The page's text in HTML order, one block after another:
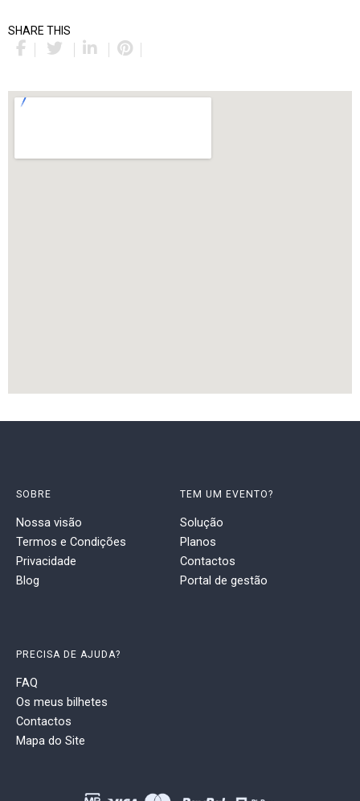
SHARE THIS
SOBRE
Nossa visão
Termos e Condições
Privacidade
Blog
TEM UM EVENTO?
Solução
Planos
Contactos
Portal de gestão
PRECISA DE AJUDA?
FAQ
Os meus bilhetes
Contactos
Mapa do Site